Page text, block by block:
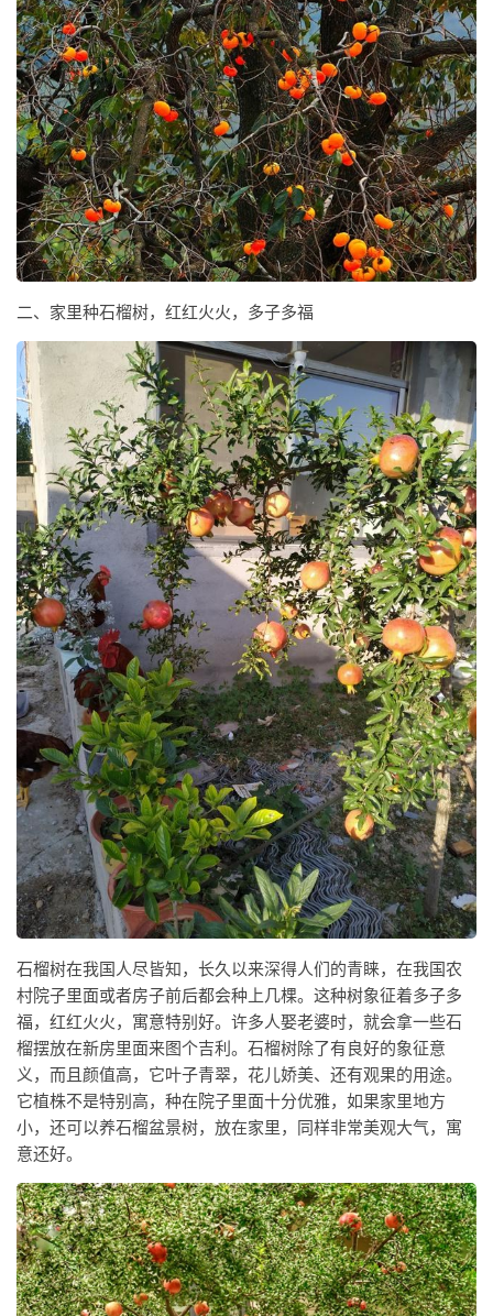
二、家里种石榴树，红红火火，多子多福
石榴树在我国人尽皆知，长久以来深得人们的青睐，在我国农
村院子里面或者房子前后都会种上几棵。这种树象征着多子多
福，红红火火，寓意特别好。许多人娶老婆时，就会拿一些石
榴摆放在新房里面来图个吉利。石榴树除了有良好的象征意
义，而且颜值高，它叶子青翠，花儿娇美、还有观果的用途。
它植株不是特别高，种在院子里面十分优雅，如果家里地方
小，还可以养石榴盆景树，放在家里，同样非常美观大气，寓
意还好。